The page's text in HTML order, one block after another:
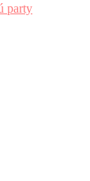
party